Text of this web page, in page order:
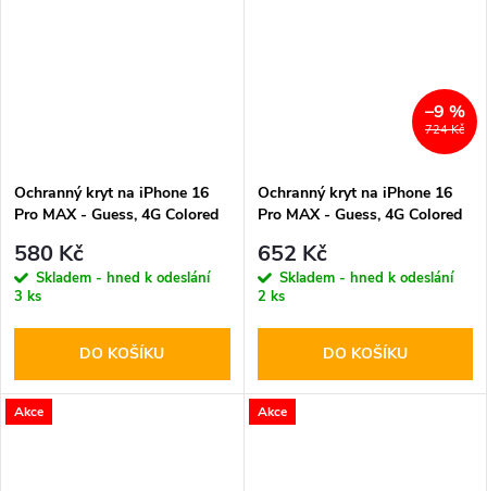
Ochranný kryt na iPhone 16
Pro MAX - Guess, 4G Colored
580 Kč
Skladem - hned k odeslání
3 ks
DO KOŠÍKU
724 Kč
–9 %
Ochranný kryt na iPhone 16
Pro MAX - Guess, 4G Colored
652 Kč
Skladem - hned k odeslání
2 ks
DO KOŠÍKU
Akce Akce